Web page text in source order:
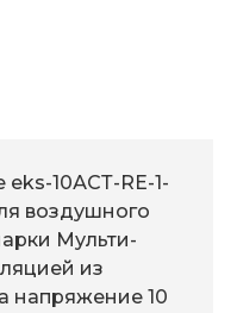
10АСТ-RE-1-
воздушного
Мульти-
из
напряжение 10